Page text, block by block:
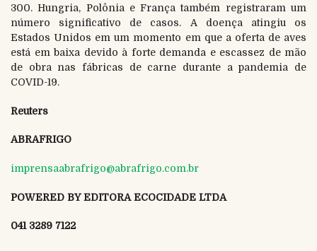
300. Hungria, Polônia e França também registraram um
número significativo de casos. A doença atingiu os
Estados Unidos em um momento em que a oferta de aves
está em baixa devido à forte demanda e escassez de mão
de obra nas fábricas de carne durante a pandemia de
COVID-19.
Reuters
ABRAFRIGO
imprensaabrafrigo@abrafrigo.com.br
POWERED BY EDITORA ECOCIDADE LTDA
041 3289 7122